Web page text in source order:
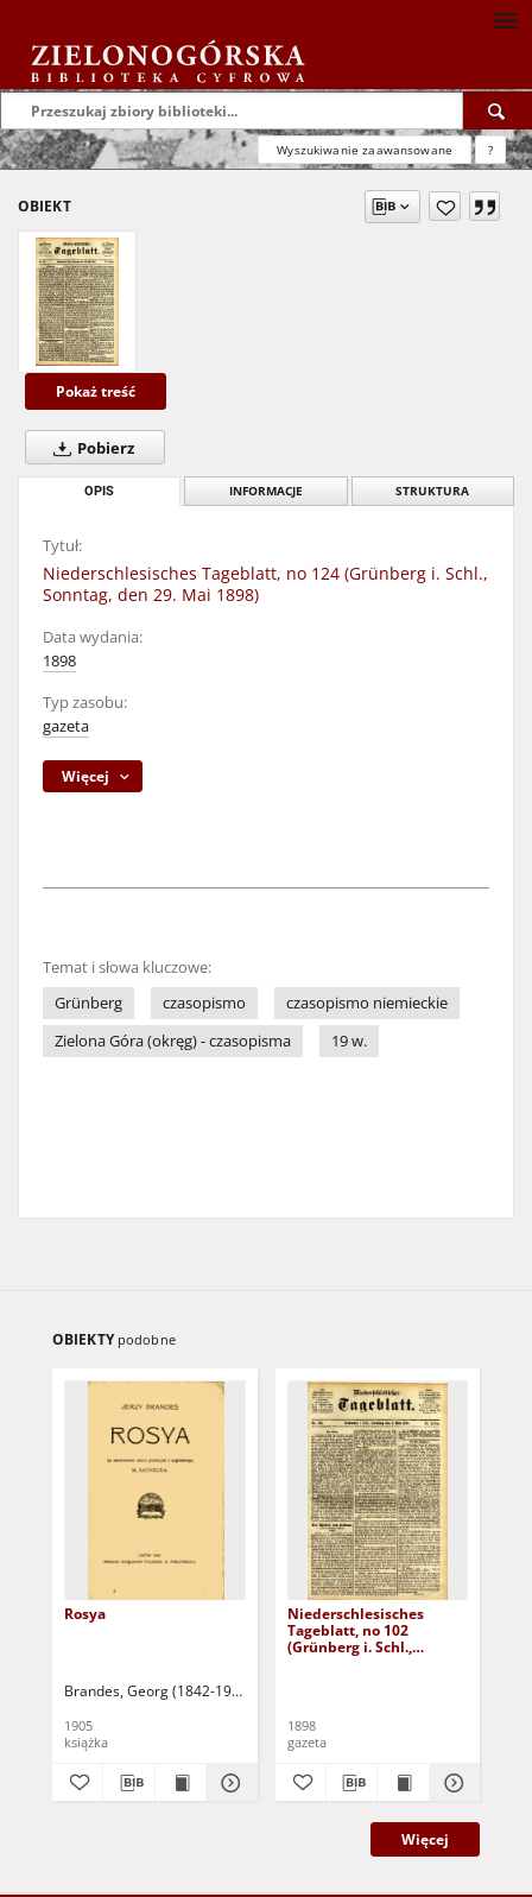
Wyszukiwanie zaawansowane ?
OBIEKT
Pokaż treść
Pobierz
OPIS INFORMACJE STRUKTURA
Tytuł:
Niederschlesisches Tageblatt, no 124 (Grünberg i. Schl.,
Sonntag, den 29. Mai 1898)
Data wydania:
1898
Typ zasobu:
gazeta
Więcej
Temat i słowa kluczowe:
Grünberg
czasopismo
czasopismo niemieckie
Zielona Góra (okręg) - czasopisma
19 w.
OBIEKTY podobne
Rosya
Brandes, Georg (1842-1927)
1905
książka
Niederschlesisches
Tageblatt, no 102
(Grünberg i. Schl.,
1898
gazeta
Więcej